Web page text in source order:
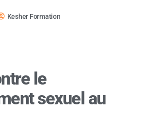
Kesher Formation
le
sexuel au